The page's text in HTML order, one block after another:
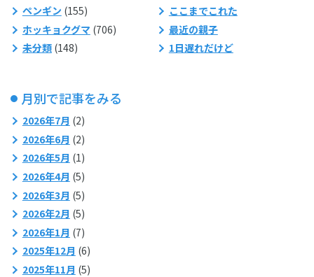
ペンギン (155)
ホッキョクグマ (706)
未分類(148)
ここまでこれた
最近の親子
1日遅れだけど
月別で記事をみる
2026年7月 (2)
2026年6月 (2)
2026年5月 (1)
2026年4月 (5)
2026年3月 (5)
2026年2月 (5)
2026年1月 (7)
2025年12月 (6)
2025年11月 (5)